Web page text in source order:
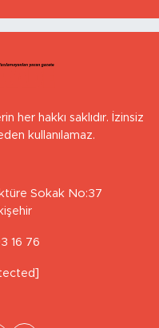
her hakkı saklıdır. İzinsiz
kullanılamaz.
Sokak No:37
16 76